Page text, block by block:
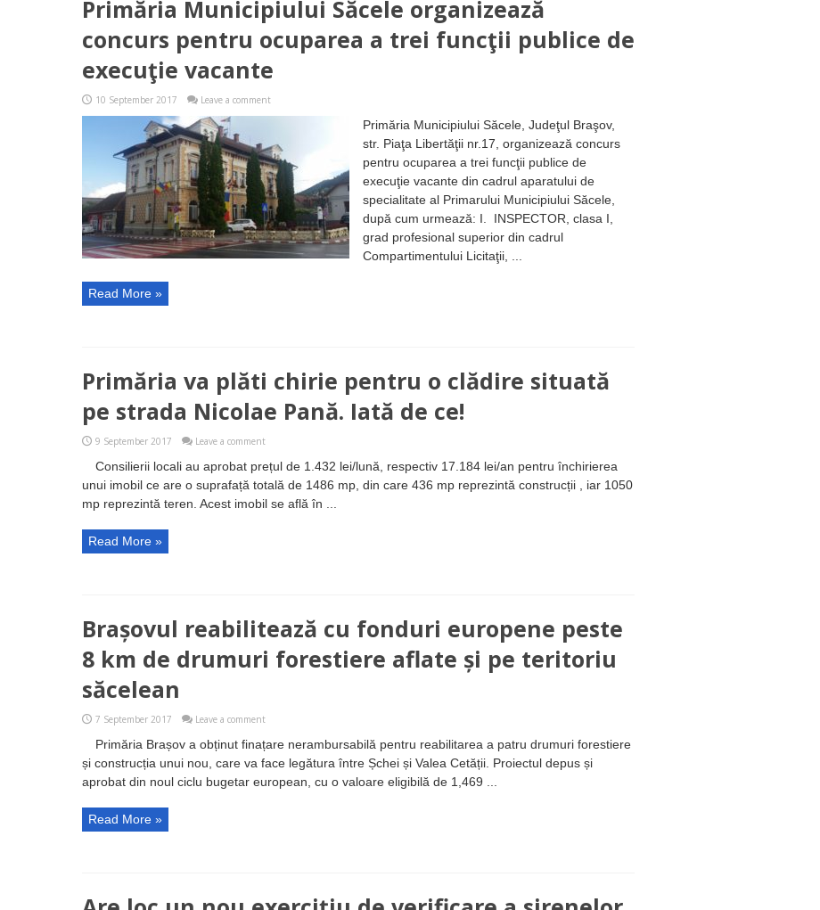
Primăria Municipiului Săcele organizează
concurs pentru ocuparea a trei funcţii publice de
execuţie vacante
10 September 2017 Leave a comment
Primăria Municipiului Săcele, Judeţul Braşov,
str. Piaţa Libertăţii nr.17, organizează concurs
pentru ocuparea a trei funcţii publice de
execuţie vacante din cadrul aparatului de
specialitate al Primarului Municipiului Săcele,
după cum urmează: I. INSPECTOR, clasa I,
grad profesional superior din cadrul
Compartimentului Licitaţii, ...
Read More »
Primăria va plăti chirie pentru o clădire situată
pe strada Nicolae Pană. Iată de ce!
9 September 2017 Leave a comment
Consilierii locali au aprobat prețul de 1.432 lei/lună, respectiv 17.184 lei/an pentru închirierea
unui imobil ce are o suprafață totală de 1486 mp, din care 436 mp reprezintă construcții , iar 1050
mp reprezintă teren. Acest imobil se află în ...
Read More »
Brașovul reabilitează cu fonduri europene peste
8 km de drumuri forestiere aflate și pe teritoriu
săcelean
7 September 2017 Leave a comment
Primăria Brașov a obținut finațare nerambursabilă pentru reabilitarea a patru drumuri forestiere
și construcția unui nou, care va face legătura între Șchei și Valea Cetății. Proiectul depus și
aprobat din noul ciclu bugetar european, cu o valoare eligibilă de 1,469 ...
Read More »